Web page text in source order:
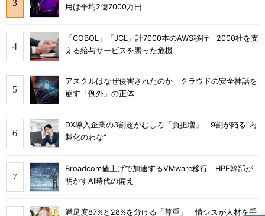
用は平均2億7000万円
「COBOL」「JCL」計7000本のAWS移行 2000社を支
える給与サービスを襲った危機
アスクルはなぜ侵害されたのか クラウドの安全神話を
崩す「例外」の正体
DX導入企業の3割超がむしろ「負担増」 9割が陥る“内
製化のわな”
Broadcom値上げで加速するVMware移行 HPE幹部が
明かすAI時代の備え
満足度87%と28%を分ける「尊重」 情シスが人材を手